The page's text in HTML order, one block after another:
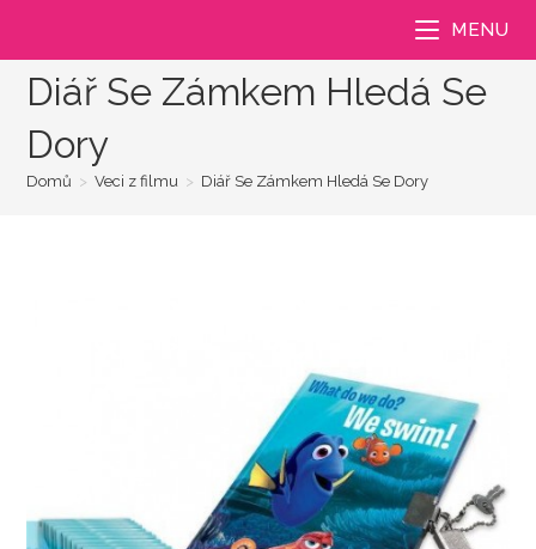
MENU
Diář Se Zámkem Hledá Se
Dory
Domů > Veci z filmu > Diář Se Zámkem Hledá Se Dory